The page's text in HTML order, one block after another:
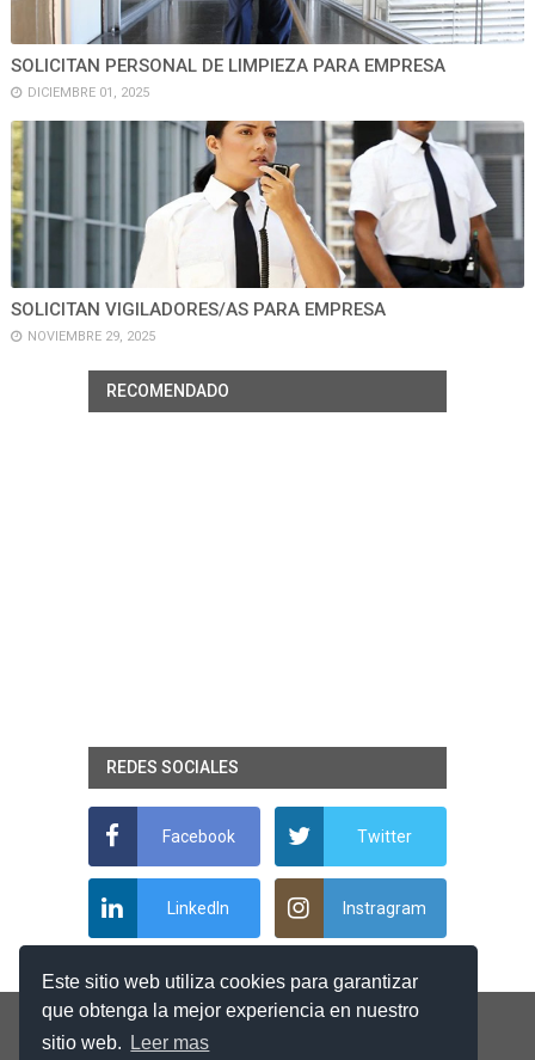
Este sitio web utiliza cookies para garantizar
que obtenga la mejor experiencia en nuestro
sitio web.
Leer mas
SOLICITAN PERSONAL DE LIMPIEZA PARA EMPRESA
DICIEMBRE 01, 2025
SOLICITAN VIGILADORES/AS PARA EMPRESA
NOVIEMBRE 29, 2025
RECOMENDADO
REDES SOCIALES
Facebook Twitter
LinkedIn Instragram